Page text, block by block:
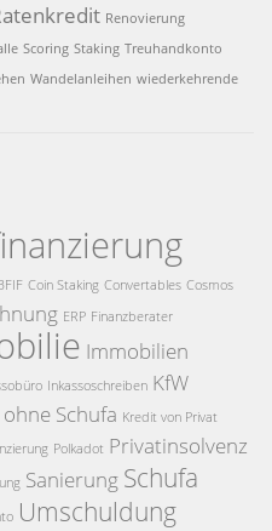
Renovierung
Scoring Staking Treuhandkonto
Wandelanleihen wiederkehrende
Coin Staking Convertables Cosmos
ERP Finanzberater
Immobilien
Inkassoschreiben KfW
Schufa Kredit von Privat
Polkadot Privatinsolvenz
Sanierung Schufa
Umschuldung